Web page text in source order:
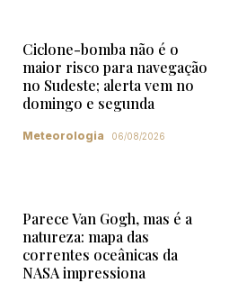
Ciclone-bomba não é o
maior risco para navegação
no Sudeste; alerta vem no
domingo e segunda
Meteorologia 06/08/2026
Parece Van Gogh, mas é a
natureza: mapa das
correntes oceânicas da
NASA impressiona